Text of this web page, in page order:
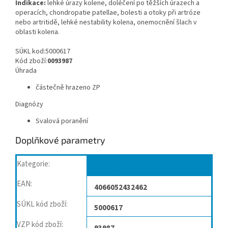
Indikace: lehké úrazy kolene, doléčení po těžších úrazech a
operacích, chondropatie patellae, bolesti a otoky při artróze
nebo artritidě, lehké nestability kolena, onemocnění šlach v
oblasti kolena.
SÚKL kod:5000617
Kód zboží:0093987
Úhrada
částečně hrazeno ZP
Diagnózy
Svalová poranění
Doplňkové parametry
Kategorie:
EAN:
4066052432462
SÚKL kód zboží:
5000617
VZP kód zboží: